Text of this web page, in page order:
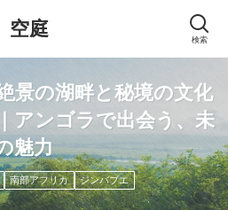
空庭 検索
景の湖畔と秘境の文化
アンゴラで出会う、未
魅力
南部アフリカ ジンバブエ